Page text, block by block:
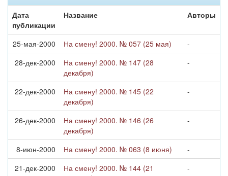
Дата
публикации
Название Авторы
25-мая-2000 На смену! 2000. № 057 (25 мая)
-
28-дек-2000
На смену! 2000. № 147 (28
декабря)
-
22-дек-2000
На смену! 2000. № 145 (22
декабря)
-
26-дек-2000
На смену! 2000. № 146 (26
декабря)
-
8-июн-2000 На смену! 2000. № 063 (8 июня)
-
21-дек-2000
На смену! 2000. № 144 (21
-